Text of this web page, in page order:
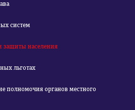
систем
защиты населения
льготах
полномочия органов местного